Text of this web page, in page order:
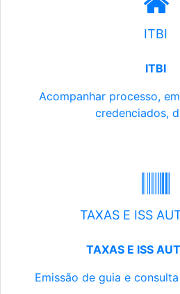
ITBI
ITBI
Acompanhar processo,
credenciados,
TAXAS E ISS
TAXAS E ISS
Emissão de guia e